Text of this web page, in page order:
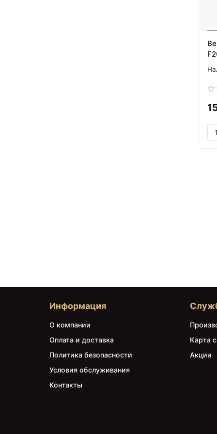
Информация
О компании
Оплата и доставка
Политика безопасности
Условия обслуживания
Контакты
Карта
Акции